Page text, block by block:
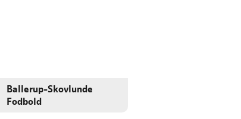
Ballerup-Skovlunde
Fodbold